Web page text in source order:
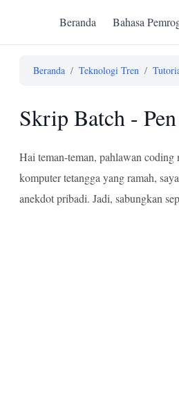
Beranda Bahasa
Beranda / Teknologi Tren /
Skrip Batch -
Hai teman-teman, pahlawan
komputer tetangga yang ramah,
anekdot pribadi. Jadi, sabungkan